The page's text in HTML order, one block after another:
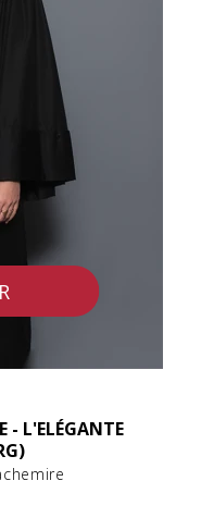
- L'ELÉGANTE